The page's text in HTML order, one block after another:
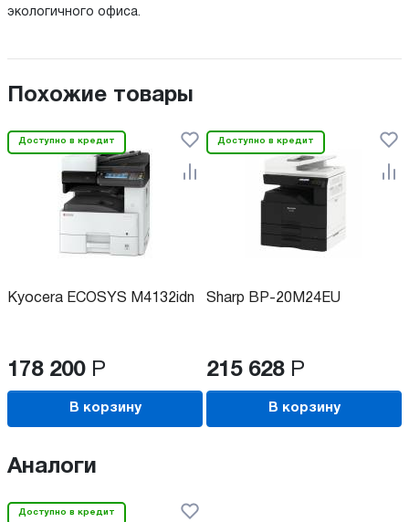
экологичного офиса.
Похожие товары
Доступно в кредит
Kyocera ECOSYS M4132idn
178 200 Р
В корзину
Доступно в кредит
Sharp BP-20M24EU
215 628 Р
В корзину
Аналоги
Доступно в кредит